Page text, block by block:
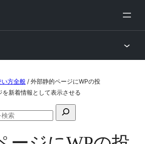
い方全般 / 外部静的ページにWPの投
を新着情報として表示させる
フ
ー